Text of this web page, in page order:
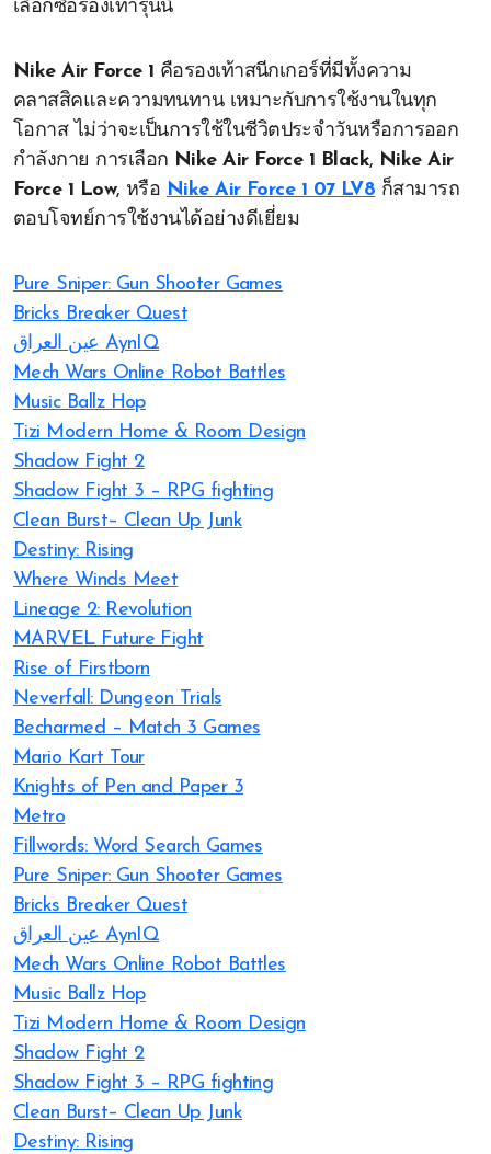
เลือกซื้อรองเท้ารุ่นนี้
Nike Air Force 1 คือรองเท้าสนีกเกอร์ที่มีทั้งความ
คลาสสิคและความทนทาน เหมาะกับการใช้งานในทุก
โอกาส ไม่ว่าจะเป็นการใช้ในชีวิตประจำวันหรือการออก
กำลังกาย การเลือก Nike Air Force 1 Black, Nike Air
Force 1 Low, หรือ Nike Air Force 1 07 LV8 ก็สามารถ
ตอบโจทย์การใช้งานได้อย่างดีเยี่ยม
Pure Sniper: Gun Shooter Games
Bricks Breaker Quest
عين العراق AynIQ
Mech Wars Online Robot Battles
Music Ballz Hop
Tizi Modern Home & Room Design
Shadow Fight 2
Shadow Fight 3 – RPG fighting
Clean Burst– Clean Up Junk
Destiny: Rising
Where Winds Meet
Lineage 2: Revolution
MARVEL Future Fight
Rise of Firstborn
Neverfall: Dungeon Trials
Becharmed – Match 3 Games
Mario Kart Tour
Knights of Pen and Paper 3
Metro
Fillwords: Word Search Games
Pure Sniper: Gun Shooter Games
Bricks Breaker Quest
عين العراق AynIQ
Mech Wars Online Robot Battles
Music Ballz Hop
Tizi Modern Home & Room Design
Shadow Fight 2
Shadow Fight 3 – RPG fighting
Clean Burst– Clean Up Junk
Destiny: Rising